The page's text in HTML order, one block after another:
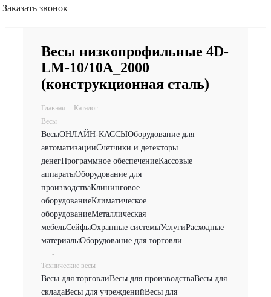
Заказать звонок
Весы низкопрофильные 4D-
LM-10/10A_2000
(конструкционная сталь)
Главная - Каталог -
Весы
ВесыОНЛАЙН-КАССЫОборудование для
автоматизацииСчетчики и детекторы
денегПрограммное обеспечениеКассовые
аппаратыОборудование для
производстваКлининговое
оборудованиеКлиматическое
оборудованиеМеталлическая
мебельСейфыОхранные системыУслугиРасходные
материалыОборудование для торговли
-
Технические весы
Весы для торговлиВесы для производстваВесы для
складаВесы для учрежденийВесы для